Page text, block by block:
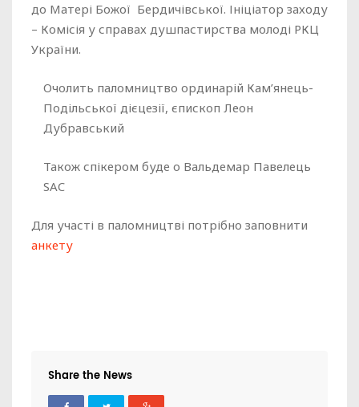
до Матері Божої Бердичівської. Ініціатор заходу
– Комісія у справах душпастирства молоді РКЦ
України.
Очолить паломництво ординарій Кам’янець-
Подільської дієцезії, єпископ Леон
Дубравський
Також спікером буде о Вальдемар Павелець
SAC
Для участі в паломництві потрібно заповнити
анкету
Share the News